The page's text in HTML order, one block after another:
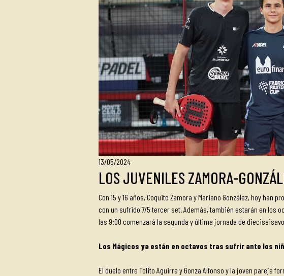
13/05/2024
LOS JUVENILES ZAMORA-
Con 15 y 16 años, Coquito Zamora y Mariano González, hoy
con un sufrido 7/5 tercer set. Además, también estarán en los
las 9:00 comenzará la segunda y última jornada de
Los Mágicos ya están en octavos tras sufrir ante los
El duelo entre Tolito Aguirre y Gonza Alfonso y la joven pareja